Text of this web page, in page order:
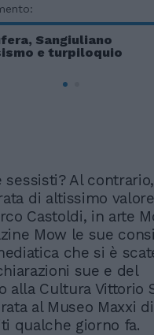
Sangiuliano
e turpiloquio
sessisti? Al
di altissimo valore
Castoldi, in arte
Mow le sue
che si è
sue e del
alla Cultura Vittorio
al Museo Maxxi
qualche giorno fa.